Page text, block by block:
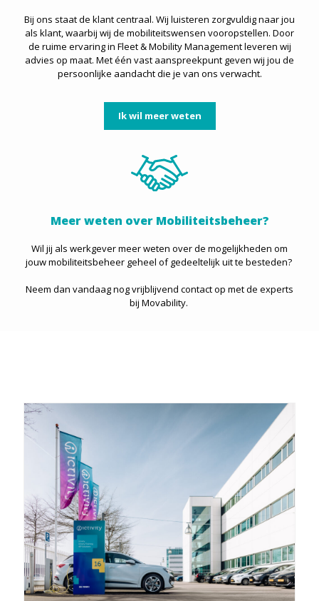
Bij ons staat de klant centraal. Wij luisteren zorgvuldig naar jou
als klant, waarbij wij de mobiliteitswensen vooropstellen. Door
de ruime ervaring in Fleet & Mobility Management leveren wij
advies op maat. Met één vast aanspreekpunt geven wij jou de
persoonlijke aandacht die je van ons verwacht.
Ik wil meer weten
Meer weten over Mobiliteitsbeheer?
Wil jij als werkgever meer weten over de mogelijkheden om
jouw mobiliteitsbeheer geheel of gedeeltelijk uit te besteden?
Neem dan vandaag nog vrijblijvend contact op met de experts
bij Movability.